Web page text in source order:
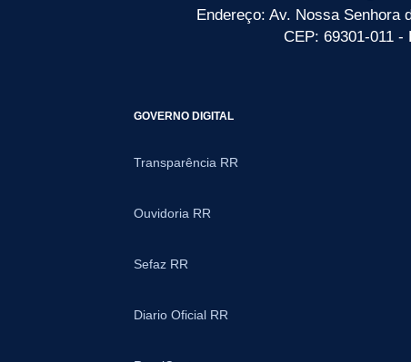
Endereço: Av. Nossa Senhora
CEP: 69301-011 -
GOVERNO DIGITAL
Transparência RR
Ouvidoria RR
Sefaz RR
Diario Oficial RR